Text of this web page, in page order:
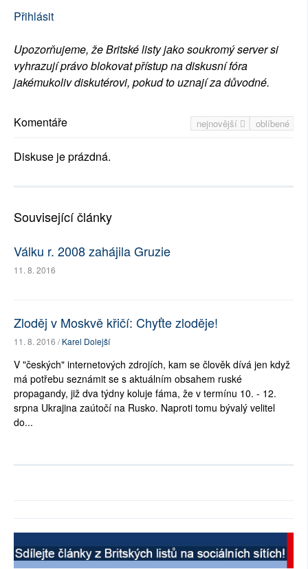
Přihlásit
Upozorňujeme, že Britské listy jako soukromý server si
vyhrazují právo blokovat přístup na diskusní fóra
jakémukoliv diskutérovi, pokud to uznají za důvodné.
nejnovější oblíbené
Komentáře
Diskuse je prázdná.
Související články
Válku r. 2008 zahájila Gruzie
11. 8. 2016
Zloděj v Moskvě křičí: Chyťte zloděje!
11. 8. 2016 /Karel Dolejší
V "českých" internetových zdrojích, kam se člověk dívá jen když
má potřebu seznámit se s aktuálním obsahem ruské
propagandy, již dva týdny koluje fáma, že v termínu 10. - 12.
srpna Ukrajina zaútočí na Rusko. Naproti tomu bývalý velitel
do...